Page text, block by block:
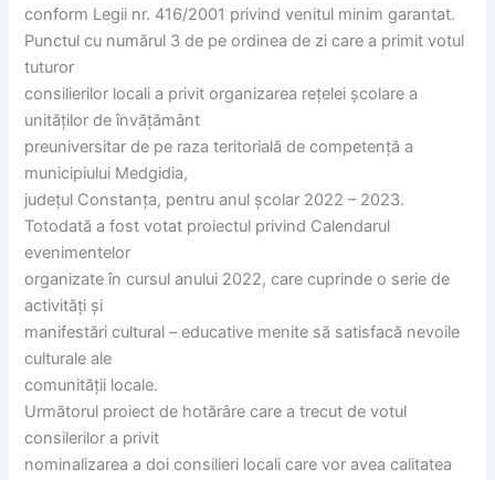
conform Legii nr. 416/2001 privind venitul minim garantat.
Punctul cu numărul 3 de pe ordinea de zi care a primit votul
tuturor
consilierilor locali a privit organizarea rețelei școlare a
unităților de învățământ
preuniversitar de pe raza teritorială de competență a
municipiului Medgidia,
județul Constanța, pentru anul școlar 2022 – 2023.
Totodată a fost votat proiectul privind Calendarul
evenimentelor
organizate în cursul anului 2022, care cuprinde o serie de
activități și
manifestări cultural – educative menite să satisfacă nevoile
culturale ale
comunității locale.
Următorul proiect de hotărâre care a trecut de votul
consilerilor a privit
nominalizarea a doi consilieri locali care vor avea calitatea